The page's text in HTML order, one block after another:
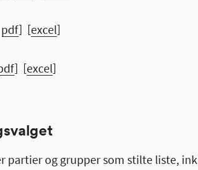
pdf] [excel]
] [excel]
partier og grupper som stilte liste,